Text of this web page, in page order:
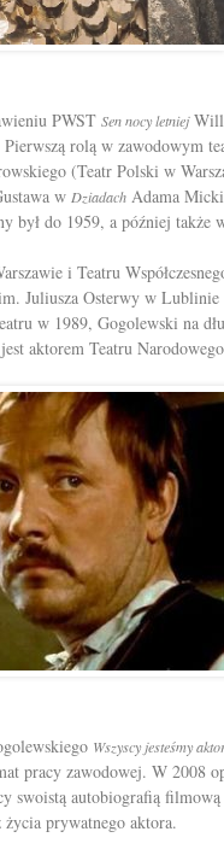
PWST Sen nocy letniej
rolą w zawodowym
(Teatr Polski w
w Dziadach Adama
był do 1959, a później także
i Teatru
Juliusza Osterwy w
w 1989, Gogolewski na
aktorem Teatru
Wszyscy jesteśmy
pracy zawodowej. W 2008
swoistą autobiografią
prywatnego aktora.